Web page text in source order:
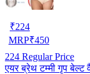
₹224
MRP₹450
224 Regular Price
एयर ब्रेथ टम्मी गृप बेल्ट